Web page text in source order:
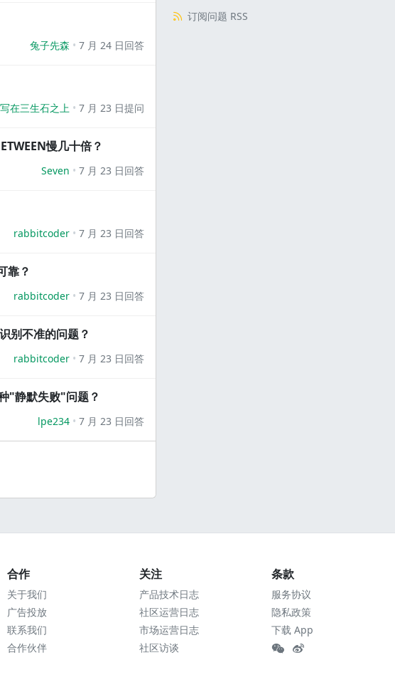
兔子先森 7 月 24 日回答
在三生石之上 7 月 23 日提问
慢几十倍？
Seven 7 月 23 日回答
rabbitcoder 7 月 23 日回答
靠？
rabbitcoder 7 月 23 日回答
别不准的问题？
rabbitcoder 7 月 23 日回答
"静默失败"问题？
lpe234 7 月 23 日回答
订阅问题 RSS
合作
关于我们
广告投放
联系我们
合作伙伴
关注
产品技术日志
社区运营日志
市场运营日志
社区访谈
条款
服务协议
隐私政策
下载 App